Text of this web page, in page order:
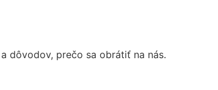
dôvodov, prečo sa obrátiť na nás.